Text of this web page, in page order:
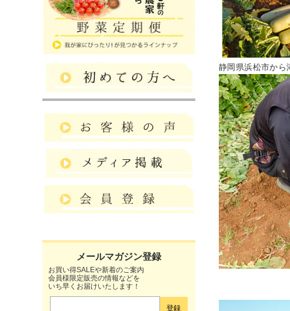
静岡県浜松市から
お買い得SALEや新着のご案内
会員様限定販売の情報などを
いち早くお届けいたします！